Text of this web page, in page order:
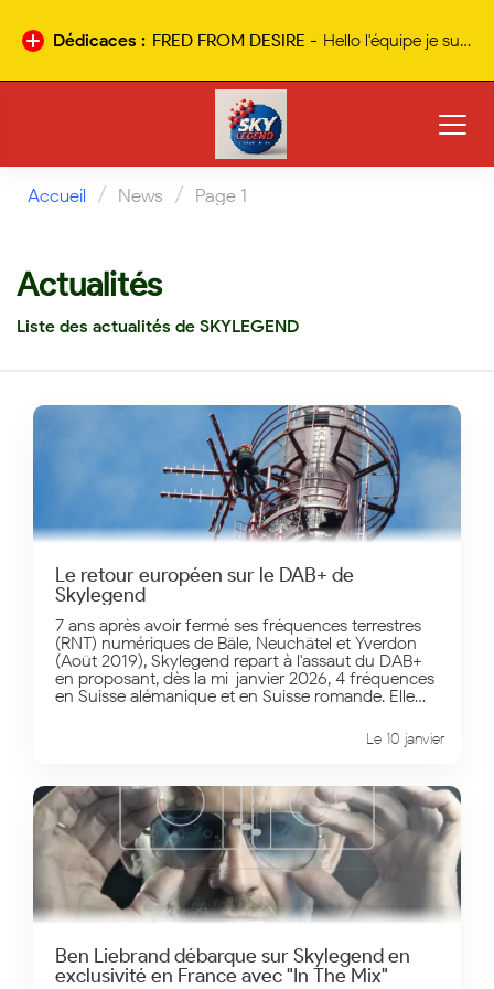
dédicace
Dédicaces : stef - incroyables skyrock des 90 a valencia 95.9fm
Accueil / News / Page 1
Actualités
Liste des actualités de SKYLEGEND
Le retour européen sur le DAB+ de
Skylegend
7 ans après avoir fermé ses fréquences terrestres
(RNT) numériques de Bâle, Neuchâtel et Yverdon
(Août 2019), Skylegend repart à l'assaut du DAB+
en proposant, dès la mi-janvier 2026, 4 fréquences
en Suisse alémanique et en Suisse romande. Elle
radio automobiles les plus récents, mais aussi sur le
tuner de votre chaîne hifi. Près de 2 millions de
Février, vous pouvez aussi écouter Skylegend en
qualité digitale hertzienne en Espagne, sur les MUX
de Madrid, Barcelone et San Sebastian, Bilbao et
Séville. Sur Madrid, la présence de la super
webradio est renforcée par deux puissants
émetteurs en FM, dont les fréquences sont 88.0 et
99.3 FM. Pour Valence, la réception DAB+ est
possible en attendant un émetteur FM plus
puissant que le 95.9 FM actuel. Enfin, Saint
Sebastien qui domine le Pays Basque français offre
une fréquence estivale de 87.8 FMLe DAB+ est
supérieur à la FM en termes de qualité sonore, de
Le 10 janvier
Ben Liebrand débarque sur Skylegend en
exclusivité en France avec "In The Mix"